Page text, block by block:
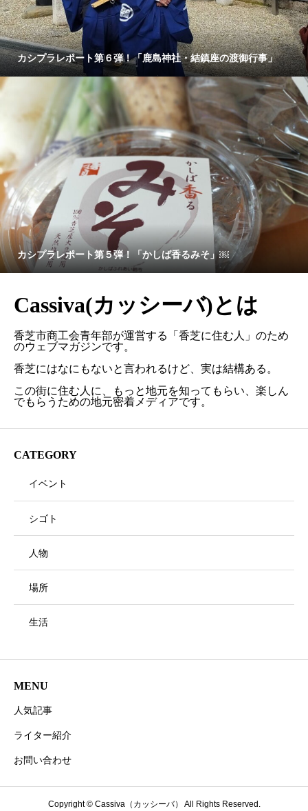
カシプラレポート第６弾！「鹿島神社・結鎮座の渡御行事」
カシプラレポート第５弾！「かしば香るみそ」￼
Cassiva(カッシーバ)とは
香芝市商工会青年部が運営する「香芝に住む人」のため
のウェブマガジンです。
香芝にはなにもないと言われるけど、実は結構ある。
この街に住む人に、もっと地元を知ってもらい、楽しん
でもらうための地元密着メディアです。
CATEGORY
イベント
シゴト
人物
場所
生活
MENU
人気記事
ライター紹介
お問い合わせ
Copyright © Cassiva（カッシーバ） All Rights Reserved.